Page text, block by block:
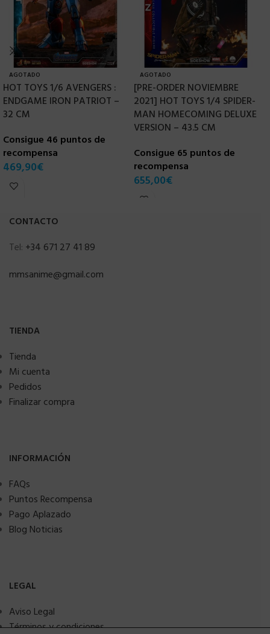
AGOTADO
HOT TOYS 1/6 AVENGERS :
ENDGAME IRON PATRIOT –
32 CM
Consigue 46 puntos de
recompensa
469,90€
AGOTADO
[PRE-ORDER NOVIEMBRE
2021] HOT TOYS 1/4 SPIDER-
MAN HOMECOMING DELUXE
VERSION – 43.5 CM
Consigue 65 puntos de
recompensa
655,00€
CONTACTO
Tel: +34 671 27 41 89
mmsanime@gmail.com
TIENDA
Tienda
Mi cuenta
Pedidos
Finalizar compra
INFORMACIÓN
FAQs
Puntos Recompensa
Pago Aplazado
Blog Noticias
LEGAL
Aviso Legal
Términos y condiciones